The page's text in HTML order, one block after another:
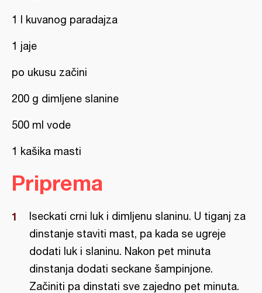
1 l kuvanog paradajza
1 jaje
po ukusu začini
200 g dimljene slanine
500 ml vode
1 kašika masti
Priprema
Iseckati crni luk i dimljenu slaninu. U tiganj za
dinstanje staviti mast, pa kada se ugreje
dodati luk i slaninu. Nakon pet minuta
dinstanja dodati seckane šampinjone.
Začiniti pa dinstati sve zajedno pet minuta.